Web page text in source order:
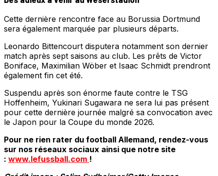
Cette dernière rencontre face au Borussia Dortmund
sera également marquée par plusieurs départs.
Leonardo Bittencourt disputera notamment son dernier
match après sept saisons au club. Les prêts de Victor
Boniface, Maximilian Wöber et Isaac Schmidt prendront
également fin cet été.
Suspendu après son énorme faute contre le TSG
Hoffenheim, Yukinari Sugawara ne sera lui pas présent
pour cette dernière journée malgré sa convocation avec
le Japon pour la Coupe du monde 2026.
Pour ne rien rater du football Allemand, rendez-vous
sur nos réseaux sociaux ainsi que notre site
: www.lefussball.com !